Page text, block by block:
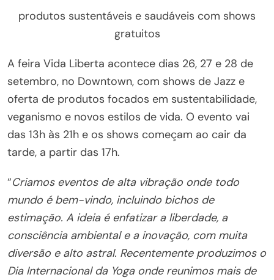
produtos sustentáveis e saudáveis com shows
gratuitos
A feira Vida Liberta acontece dias 26, 27 e 28 de
setembro, no Downtown, com shows de Jazz e
oferta de produtos focados em sustentabilidade,
veganismo e novos estilos de vida. O evento vai
das 13h às 21h e os shows começam ao cair da
tarde, a partir das 17h.
“Criamos eventos de alta vibração onde todo
mundo é bem-vindo, incluindo bichos de
estimação. A ideia é enfatizar a liberdade, a
consciência ambiental e a inovação, com muita
diversão e alto astral. Recentemente produzimos o
Dia Internacional da Yoga onde reunimos mais de